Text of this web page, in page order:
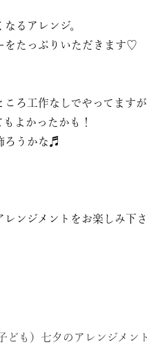
るアレンジ。
をたっぷりいただきます♡
ろ工作なしでやってますが
よかったかも！
ろうかな♬
ンジメントをお楽しみ下さ
ども）七夕のアレンジメント